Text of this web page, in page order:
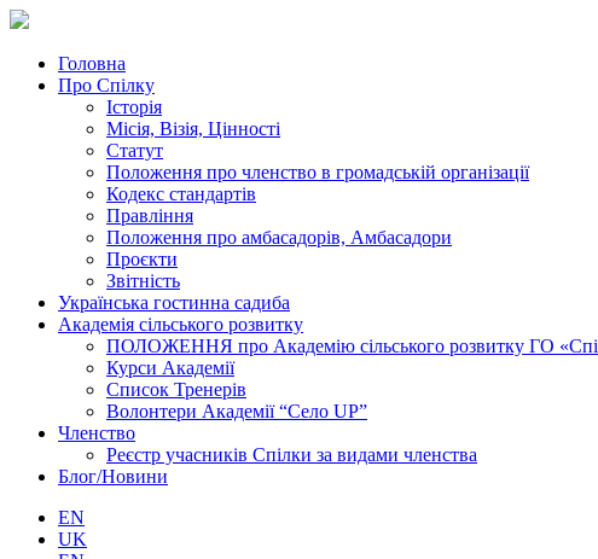
Головна
Про Спілку
Історія
Місія, Візія, Цінності
Статут
Положення про членство в громадській організації
Кодекс стандартів
Правління
Положення про амбасадорів, Амбасадори
Проєкти
Звітність
Українська гостинна садиба
Академія сільського розвитку
ПОЛОЖЕННЯ про Академію cільського розвитку ГО
Курси Академії
Список Тренерів
Волонтери Академії “Село UP”
Членство
Реєстр учасників Спілки за видами членства
Блог/Новини
EN
UK